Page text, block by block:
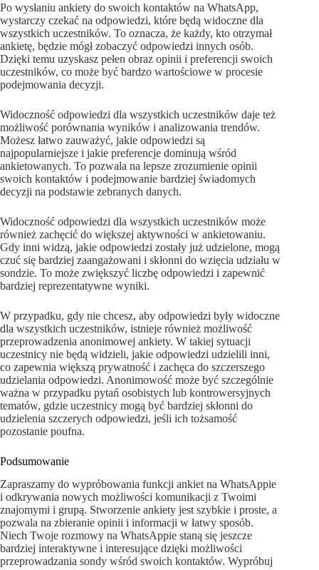
Po wysłaniu ankiety do swoich kontaktów na WhatsApp,
wystarczy czekać na odpowiedzi, które będą widoczne dla
wszystkich uczestników. To oznacza, że każdy, kto otrzymał
ankietę, będzie mógł zobaczyć odpowiedzi innych osób.
Dzięki temu uzyskasz pełen obraz opinii i preferencji swoich
uczestników, co może być bardzo wartościowe w procesie
podejmowania decyzji.
Widoczność odpowiedzi dla wszystkich uczestników daje też
możliwość porównania wyników i analizowania trendów.
Możesz łatwo zauważyć, jakie odpowiedzi są
najpopularniejsze i jakie preferencje dominują wśród
ankietowanych. To pozwala na lepsze zrozumienie opinii
swoich kontaktów i podejmowanie bardziej świadomych
decyzji na podstawie zebranych danych.
Widoczność odpowiedzi dla wszystkich uczestników może
również zachęcić do większej aktywności w ankietowaniu.
Gdy inni widzą, jakie odpowiedzi zostały już udzielone, mogą
czuć się bardziej zaangażowani i skłonni do wzięcia udziału w
sondzie. To może zwiększyć liczbę odpowiedzi i zapewnić
bardziej reprezentatywne wyniki.
W przypadku, gdy nie chcesz, aby odpowiedzi były widoczne
dla wszystkich uczestników, istnieje również możliwość
przeprowadzenia anonimowej ankiety. W takiej sytuacji
uczestnicy nie będą widzieli, jakie odpowiedzi udzielili inni,
co zapewnia większą prywatność i zachęca do szczerszego
udzielania odpowiedzi. Anonimowość może być szczególnie
ważna w przypadku pytań osobistych lub kontrowersyjnych
tematów, gdzie uczestnicy mogą być bardziej skłonni do
udzielenia szczerych odpowiedzi, jeśli ich tożsamość
pozostanie poufna.
Podsumowanie
Zapraszamy do wypróbowania funkcji ankiet na WhatsAppie
i odkrywania nowych możliwości komunikacji z Twoimi
znajomymi i grupą. Stworzenie ankiety jest szybkie i proste, a
pozwala na zbieranie opinii i informacji w łatwy sposób.
Niech Twoje rozmowy na WhatsAppie staną się jeszcze
bardziej interaktywne i interesujące dzięki możliwości
przeprowadzania sondy wśród swoich kontaktów. Wypróbuj